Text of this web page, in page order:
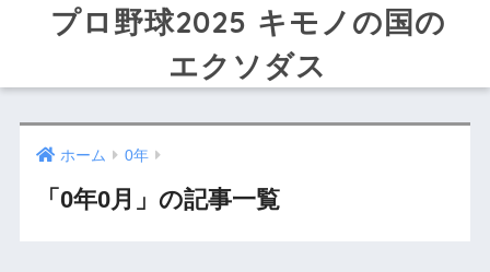
プロ野球2025 キモノの国の
エクソダス
ホーム 0年
「0年0月」の記事一覧